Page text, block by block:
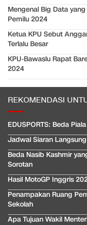
Mengenal Big Data
Pemilu 2024
Ketua KPU Sebut
Terlalu Besar
KPU-Bawaslu Rapat
2024
REKOMENDASI
EDUSPORTS: Beda
Jadwal Siaran
Beda Nasib Kashmir
Sorotan
Hasil MotoGP Inggris
Penampakan Ruang
Sekolah
Apa Tujuan Wakil